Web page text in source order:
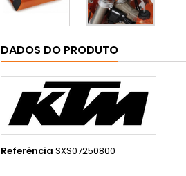
DADOS DO PRODUTO
Referência SXS07250800